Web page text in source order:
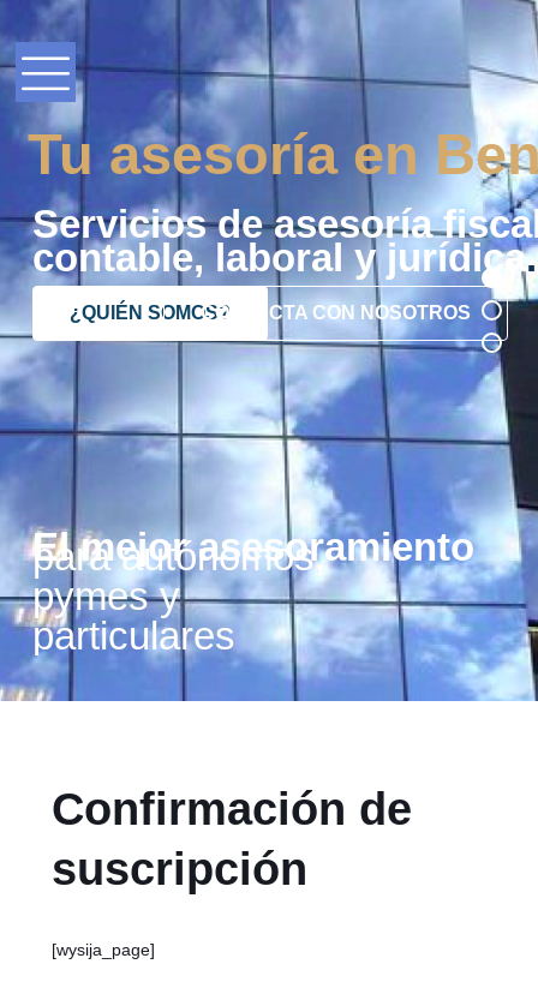
Tu asesoría en
Servicios de asesoría
contable, laboral y jurídica.
¿QUIÉN SOMOS?CONTACTA CON NOSOTROS
El mejor asesoramiento
para autónomos,
pymes y
particulares
Confirmación de
suscripción
[wysija_page]